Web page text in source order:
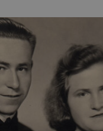
by pokoj
Předškolní věk je